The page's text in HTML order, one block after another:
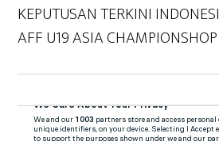
KEPUTUSAN TERKINI
AFF U19 ASIA